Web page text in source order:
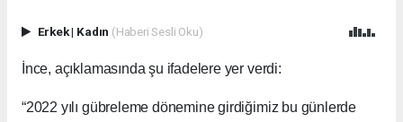
Erkek| Kadın (Haberi Sesli Oku)
İnce, açıklamasında şu ifadelere yer verdi:
“2022 yılı gübreleme dönemine girdiğimiz bu günlerde